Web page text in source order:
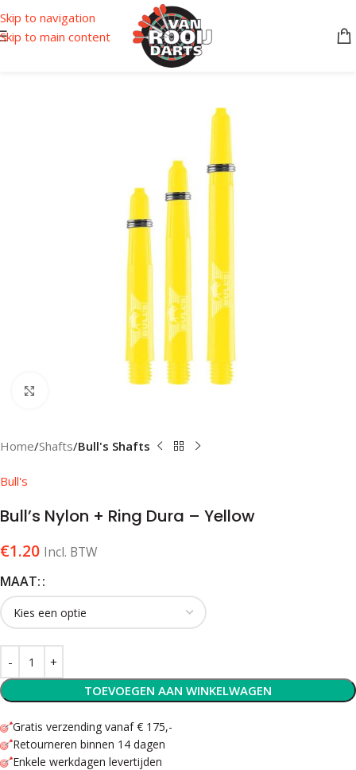
Skip to navigation
Skip to main content
Home Shafts Bull's Shafts
Bull's
Bull’s Nylon + Ring Dura – Yellow
€1.20 Incl. BTW
MAAT:
TOEVOEGEN AAN WINKELWAGEN
Gratis verzending vanaf € 175,-
Retourneren binnen 14 dagen
Enkele werkdagen levertijden